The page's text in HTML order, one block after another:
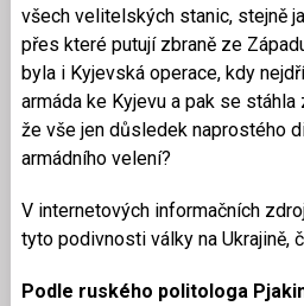
všech velitelských stanic, stejně
přes které putují zbraně ze
byla i Kyjevská operace, kdy
armáda ke Kyjevu a pak se
že vše jen důsledek naprostého
armádního velení?
V internetových informačních
tyto podivnosti války na Ukrajině,
Podle ruského politologa